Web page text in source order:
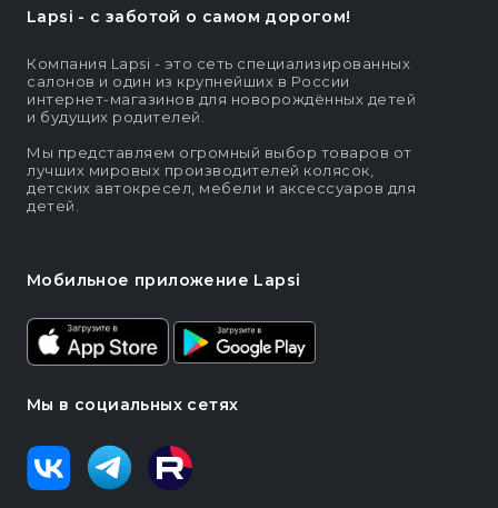
Lapsi - c заботой о самом дорогом!
Компания Lapsi - это сеть специализированных
салонов и один из крупнейших в России
интернет-магазинов для новорождённых детей
и будущих родителей.
Мы представляем огромный выбор товаров от
лучших мировых производителей колясок,
детских автокресел, мебели и аксессуаров для
детей.
Мобильное приложение Lapsi
Мы в социальных сетях